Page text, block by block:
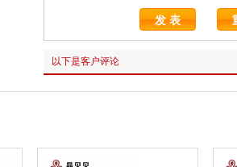
以下是客户评论